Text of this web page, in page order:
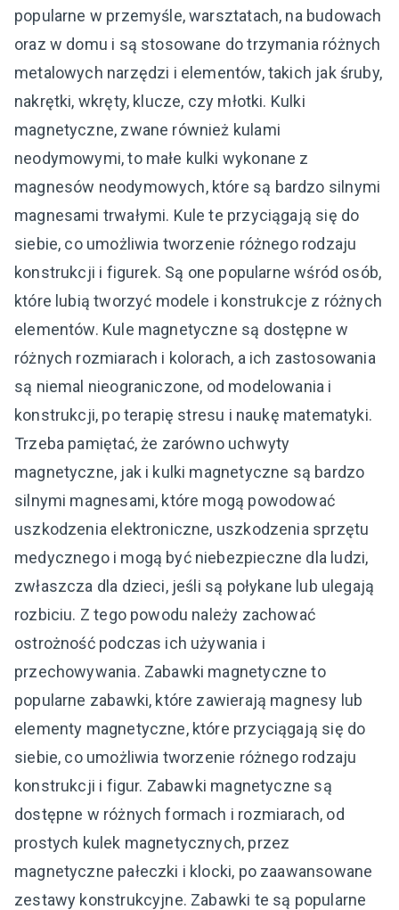
popularne w przemyśle, warsztatach, na budowach
oraz w domu i są stosowane do trzymania różnych
metalowych narzędzi i elementów, takich jak śruby,
nakrętki, wkręty, klucze, czy młotki. Kulki
magnetyczne, zwane również kulami
neodymowymi, to małe kulki wykonane z
magnesów neodymowych, które są bardzo silnymi
magnesami trwałymi. Kule te przyciągają się do
siebie, co umożliwia tworzenie różnego rodzaju
konstrukcji i figurek. Są one popularne wśród osób,
które lubią tworzyć modele i konstrukcje z różnych
elementów. Kule magnetyczne są dostępne w
różnych rozmiarach i kolorach, a ich zastosowania
są niemal nieograniczone, od modelowania i
konstrukcji, po terapię stresu i naukę matematyki.
Trzeba pamiętać, że zarówno uchwyty
magnetyczne, jak i kulki magnetyczne są bardzo
silnymi magnesami, które mogą powodować
uszkodzenia elektroniczne, uszkodzenia sprzętu
medycznego i mogą być niebezpieczne dla ludzi,
zwłaszcza dla dzieci, jeśli są połykane lub ulegają
rozbiciu. Z tego powodu należy zachować
ostrożność podczas ich używania i
przechowywania. Zabawki magnetyczne to
popularne zabawki, które zawierają magnesy lub
elementy magnetyczne, które przyciągają się do
siebie, co umożliwia tworzenie różnego rodzaju
konstrukcji i figur. Zabawki magnetyczne są
dostępne w różnych formach i rozmiarach, od
prostych kulek magnetycznych, przez
magnetyczne pałeczki i klocki, po zaawansowane
zestawy konstrukcyjne. Zabawki te są popularne